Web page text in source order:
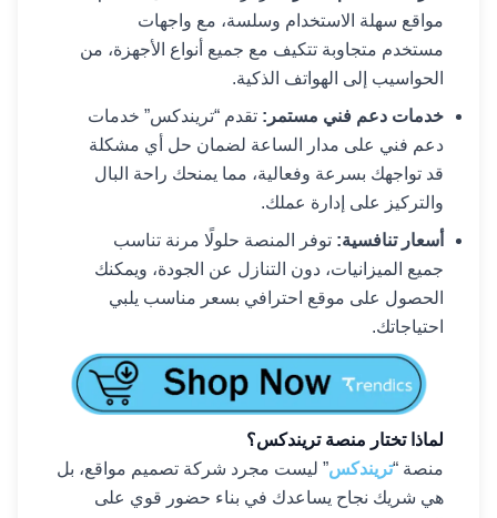
مواقع سهلة الاستخدام وسلسة، مع واجهات
مستخدم متجاوبة تتكيف مع جميع أنواع الأجهزة، من
الحواسيب إلى الهواتف الذكية.
خدمات دعم فني مستمر: تقدم “تريندكس” خدمات
دعم فني على مدار الساعة لضمان حل أي مشكلة
قد تواجهك بسرعة وفعالية، مما يمنحك راحة البال
والتركيز على إدارة عملك.
أسعار تنافسية: توفر المنصة حلولًا مرنة تناسب
جميع الميزانيات، دون التنازل عن الجودة، ويمكنك
الحصول على موقع احترافي بسعر مناسب يلبي
احتياجاتك.
لماذا تختار منصة تريندكس؟
منصة “تريندكس” ليست مجرد شركة تصميم مواقع، بل
هي شريك نجاح يساعدك في بناء حضور قوي على